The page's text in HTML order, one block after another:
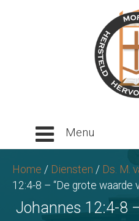
Home / Diensten / Ds. M.
12:4-8 – “De grote waarde
Johannes 12:4-8